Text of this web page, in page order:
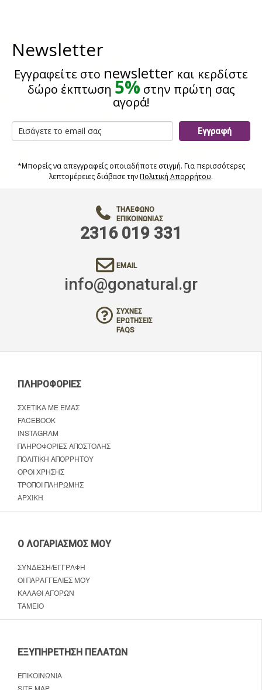
Newsletter
Εγγραφείτε στο newsletter και κερδίστε
δώρο έκπτωση 5% στην πρώτη σας
αγορά!
Εγγραφή
*Μπορείς να απεγγραφείς οποιαδήποτε στιγμή. Για περισσότερες
λεπτομέρειες διάβασε τηνΠολιτική Απορρήτου.
ΤΗΛΈΦΩΝΟ
ΕΠΙΚΟΙΝΩΝΊΑΣ
2316 019 331
EMAIL
info@gonatural.gr
ΣΥΧΝΈΣ
ΕΡΩΤΉΣΕΙΣ
FAQS
ΠΛΗΡΟΦΟΡΊΕΣ
ΣΧΕΤΙΚΆ ΜΕ ΕΜΆΣ
FACEBOOK
INSTAGRAM
ΠΛΗΡΟΦΟΡΊΕΣ ΑΠΟΣΤΟΛΉΣ
ΠΟΛΙΤΙΚΉ ΑΠΟΡΡΉΤΟΥ
ΌΡΟΙ ΧΡΉΣΗΣ
ΤΡΌΠΟΙ ΠΛΗΡΩΜΉΣ
ΑΡΧΙΚΉ
Ο ΛΟΓΑΡΙΑΣΜΌΣ ΜΟΥ
ΣΎΝΔΕΣΗ/ΕΓΓΡΑΦΉ
ΟΙ ΠΑΡΑΓΓΕΛΊΕΣ ΜΟΥ
ΚΑΛΆΘΙ ΑΓΟΡΏΝ
ΤΑΜΕΊΟ
ΕΞΥΠΗΡΈΤΗΣΗ ΠΕΛΑΤΏΝ
ΕΠΙΚΟΙΝΩΝΊΑ
SITE MAP